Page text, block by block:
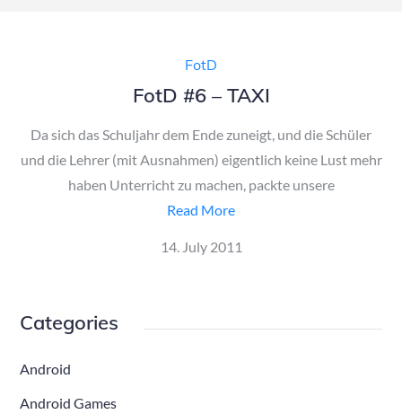
FotD
FotD #6 – TAXI
Da sich das Schuljahr dem Ende zuneigt, und die Schüler
und die Lehrer (mit Ausnahmen) eigentlich keine Lust mehr
haben Unterricht zu machen, packte unsere
Read More
Posted
14. July 2011
Categories
Android
Android Games